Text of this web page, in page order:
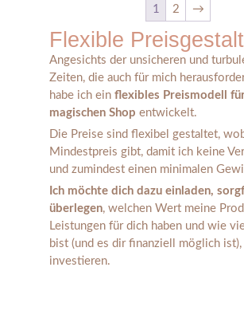
1 2 →
Flexible
Angesichts der unsicheren und
Zeiten, die auch für mich
habe ich ein flexibles Preismodell
magischen Shop entwickelt.
Die Preise sind flexibel gestaltet,
Mindestpreis gibt, damit ich keine
und zumindest einen minimalen
Ich möchte dich dazu einladen,
überlegen, welchen Wert meine
Leistungen für dich haben und wie
bist (und es dir finanziell möglich ist),
investieren.